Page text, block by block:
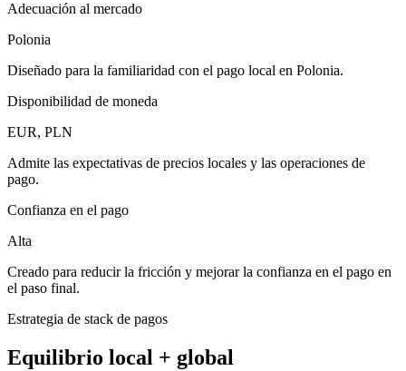
Adecuación al mercado
Polonia
Diseñado para la familiaridad con el pago local en Polonia.
Disponibilidad de moneda
EUR, PLN
Admite las expectativas de precios locales y las operaciones de
pago.
Confianza en el pago
Alta
Creado para reducir la fricción y mejorar la confianza en el pago en
el paso final.
Estrategia de stack de pagos
Equilibrio local + global